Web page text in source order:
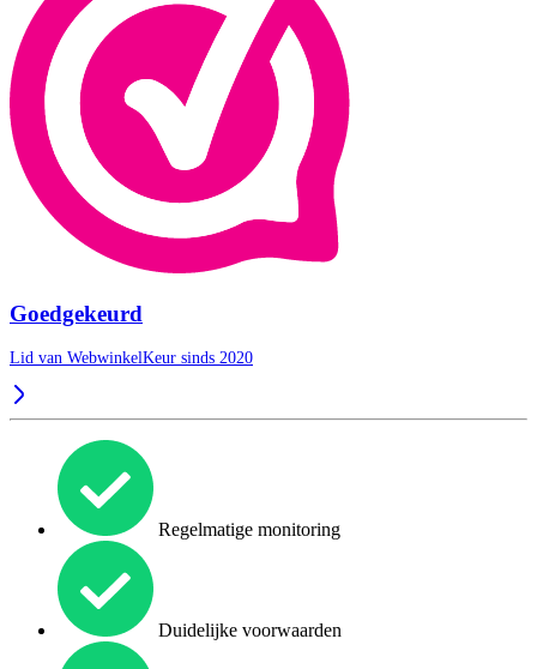
Goedgekeurd
Lid van WebwinkelKeur sinds 2020
Regelmatige monitoring
Duidelijke voorwaarden